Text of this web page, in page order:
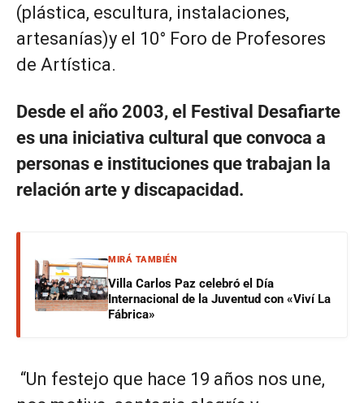
(plástica, escultura, instalaciones,
artesanías)y el 10° Foro de Profesores
de Artística.
Desde el año 2003, el Festival Desafiarte
es una iniciativa cultural que convoca a
personas e instituciones que trabajan la
relación arte y discapacidad.
MIRÁ TAMBIÉN
Villa Carlos Paz celebró el Día
Internacional de la Juventud con «Viví La
Fábrica»
“Un festejo que hace 19 años nos une,